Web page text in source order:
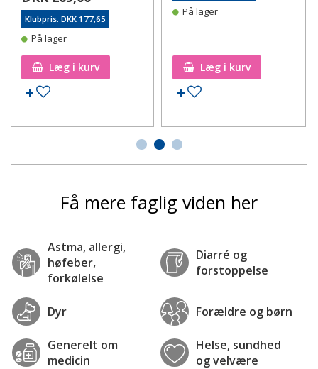
Klubpris: DKK 177,65
På lager
Læg i kurv
Tilføj til ønskeseddel
På lager
Læg i kurv
Tilføj til ønskeseddel
Få mere faglig viden her
Astma, allergi,
høfeber,
forkølelse
Diarré og
forstoppelse
Dyr Forældre og børn
Generelt om
medicin
Helse, sundhed
og velvære